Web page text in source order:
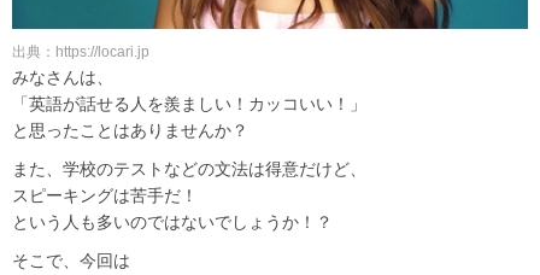
出典：https://locari.jp
みなさんは、
「英語が話せる人を羨ましい！カッコいい！」
と思ったことはありませんか？
また、学校のテストなどの文法は得意だけど、
スピーキングは苦手だ！
という人も多いのではないでしょうか！？
そこで、今回は